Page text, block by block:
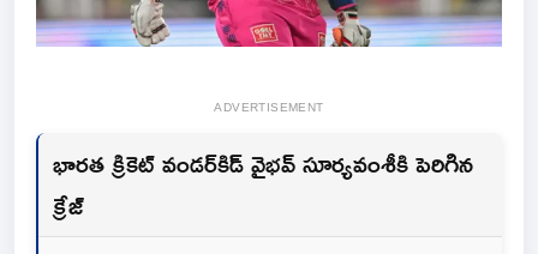
ADVERTISEMENT
భారత క్రికెట్ వండర్‌కిడ్ వైభవ్ సూర్యవంశీకి పెరిగిన
క్రేజ్